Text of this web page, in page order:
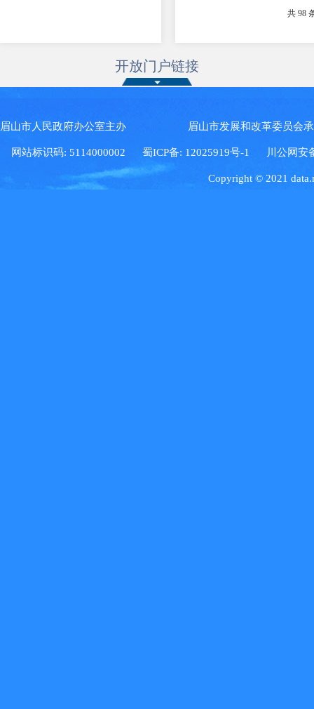
共 98
开放门户链接
眉山市人民政府办公室主办 眉山市发展和改革委员
网站标识码: 5114000002 蜀ICP备: 12025919号-1 川公网安
Copyright © 2021